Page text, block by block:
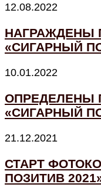
12.08.2022
НАГРАЖДЕНЫ
«СИГАРНЫЙ
10.01.2022
ОПРЕДЕЛЕНЫ
«СИГАРНЫЙ
21.12.2021
СТАРТ
ПОЗИТИВ